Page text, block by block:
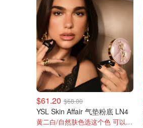
$61.20 $68.00
YSL Skin Affair 气垫粉底 LN4
黄二白/自然肤色选这个色 可以看看其他色号